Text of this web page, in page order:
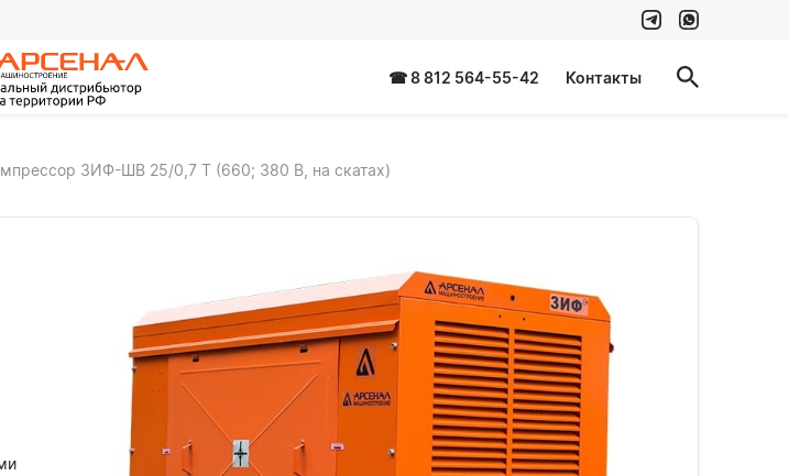
☎ 8 812 564-55-42 Контакты
ЗИФ-ШВ 25/0,7 Т (660; 380 В, на скатах)